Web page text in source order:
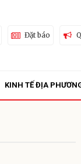
Đặt báo
KINH TẾ ĐỊA